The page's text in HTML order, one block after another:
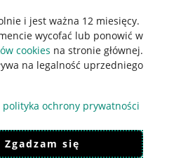
i jest ważna 12 miesięcy.
wycofać lub ponowić w
cookies na stronie głównej.
na legalność uprzedniego
polityka ochrony prywatności
Zgadzam się